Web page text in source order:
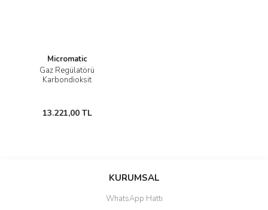
Micromatic
Gaz Regülatörü
Karbondioksit
13.221,00 TL
KURUMSAL
WhatsApp Hattı